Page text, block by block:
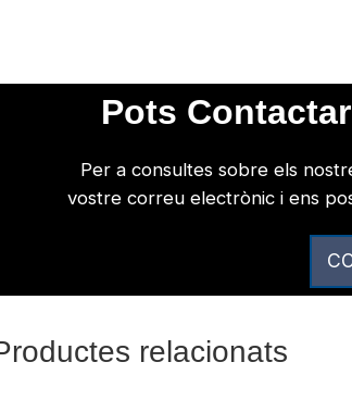
Pots
Per a consultes sobre els
vostre correu electrònic i ens
relacionats